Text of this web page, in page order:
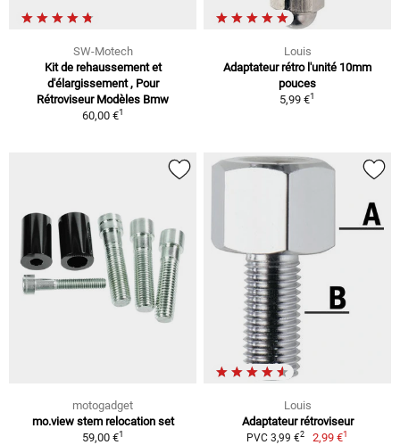
SW-Motech
Kit de rehaussement et
d'élargissement , Pour
Rétroviseur Modèles Bmw
60,00 €1
Louis
Adaptateur rétro l'unité 10mm
pouces
5,99 €1
motogadget
mo.view stem relocation set
59,00 €1
Louis
Adaptateur rétroviseur
PVC 3,99 €2 2,99 €1